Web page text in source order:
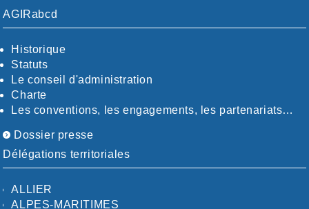
AGIRabcd
Historique
Statuts
Le conseil d'administration
Charte
Les conventions, les engagements, les partenariats…
Dossier presse
Délégations territoriales
ALLIER
ALPES-MARITIMES